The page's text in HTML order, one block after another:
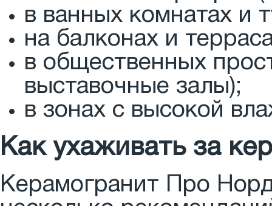
в ванных комнатах и
на балконах и
в общественных
выставочные залы);
в зонах с высокой
Как ухаживать за
Керамогранит Про